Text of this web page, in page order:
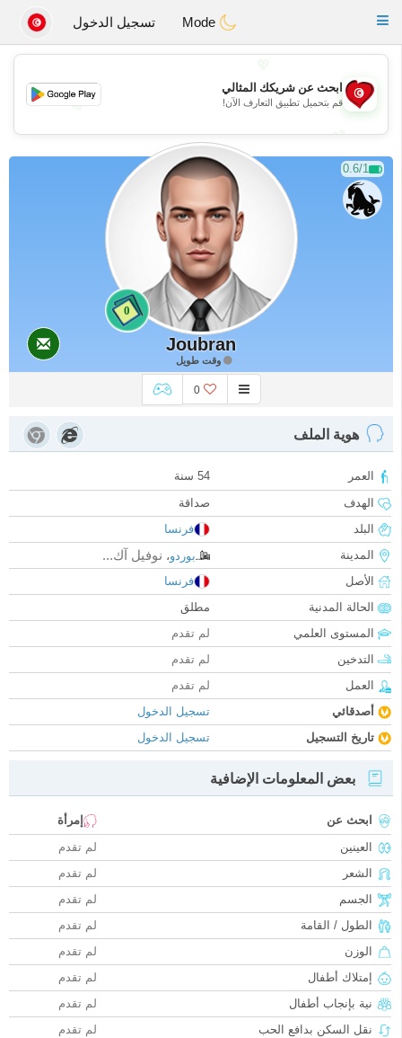
Tunisia Dating
Toggle
تسجيل الدخول
💖
💕
💕
ابحث عن شريكك المثالي
قم بتحميل تطبيق التعارف الآن!
0.6/1
0
Joubran
وقت طويل
0
هوية الملف
العمر
54 سنة
الهدف
صداقة
البلد
فرنسا
المدينة
بوردو، نوفيل آك...
الأصل
فرنسا
الحالة المدنية
مطلق
المستوى العلمي
لم تقدم
التدخين
لم تقدم
العمل
لم تقدم
أصدقائي
تسجيل الدخول
تاريخ التسجيل
تسجيل الدخول
بعض المعلومات الإضافية
ابحث عن
إمرأة
العينين
لم تقدم
الشعر
لم تقدم
الجسم
لم تقدم
الطول / القامة
لم تقدم
الوزن
لم تقدم
إمتلاك أطفال
لم تقدم
نية بإنجاب أطفال
لم تقدم
نقل السكن بدافع الحب
لم تقدم